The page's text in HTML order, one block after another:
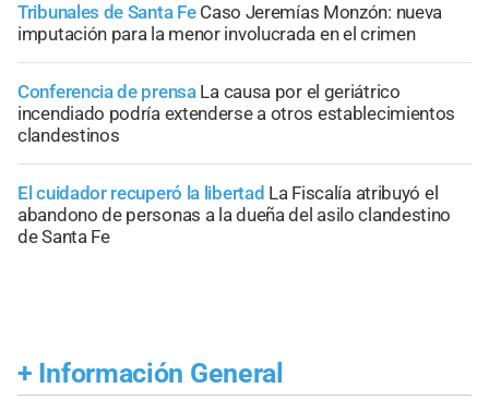
Tribunales de Santa Fe Caso Jeremías Monzón: nueva
imputación para la menor involucrada en el crimen
Conferencia de prensa La causa por el geriátrico
incendiado podría extenderse a otros establecimientos
clandestinos
El cuidador recuperó la libertad La Fiscalía atribuyó el
abandono de personas a la dueña del asilo clandestino
de Santa Fe
+ Información General